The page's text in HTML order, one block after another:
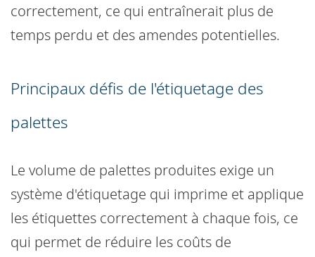
correctement, ce qui entraînerait plus de
temps perdu et des amendes potentielles.
Principaux défis de l'étiquetage des
palettes
Le volume de palettes produites exige un
système d'étiquetage qui imprime et applique
les étiquettes correctement à chaque fois, ce
qui permet de réduire les coûts de